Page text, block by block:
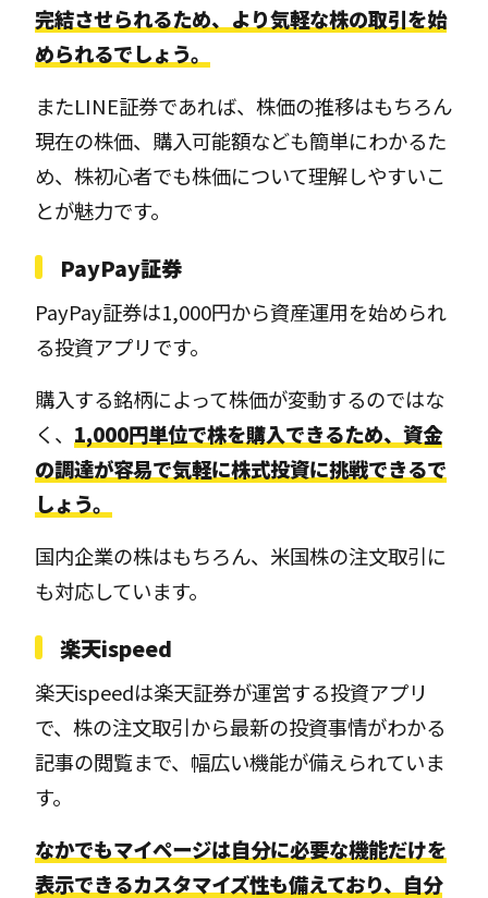
完結させられるため、より気軽な株の取引を始
められるでしょう。
またLINE証券であれば、株価の推移はもちろん
現在の株価、購入可能額なども簡単にわかるた
め、株初心者でも株価について理解しやすいこ
とが魅力です。
PayPay証券
PayPay証券は1,000円から資産運用を始められ
る投資アプリです。
購入する銘柄によって株価が変動するのではな
く、 1,000円単位で株を購入できるため、資金
の調達が容易で気軽に株式投資に挑戦できるで
しょう。
国内企業の株はもちろん、米国株の注文取引に
も対応しています。
楽天ispeed
楽天ispeedは楽天証券が運営する投資アプリ
で、株の注文取引から最新の投資事情がわかる
記事の閲覧まで、幅広い機能が備えられていま
す。
なかでもマイページは自分に必要な機能だけを
表示できるカスタマイズ性も備えており、自分